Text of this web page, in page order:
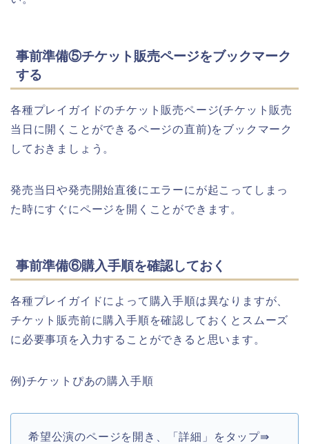
事前準備⑤チケット販売ページをブックマーク
する
各種プレイガイドのチケット販売ページ(チケット販売
当日に開くことができるページの直前)をブックマーク
しておきましょう。
発売当日や発売開始直後にエラーにが起こってしまっ
た時にすぐにページを開くことができます。
事前準備⑥購入手順を確認しておく
各種プレイガイドによって購入手順は異なりますが、
チケット販売前に購入手順を確認しておくとスムーズ
に必要事項を入力することができると思います。
例)チケットぴあの購入手順
希望公演のページを開き、「詳細」をタップ⇛